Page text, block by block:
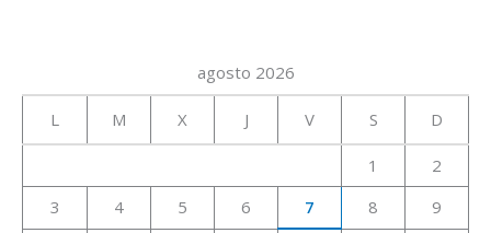
agosto 2026
L M X J V S D
1
2
3
4 5 6 7 8
9